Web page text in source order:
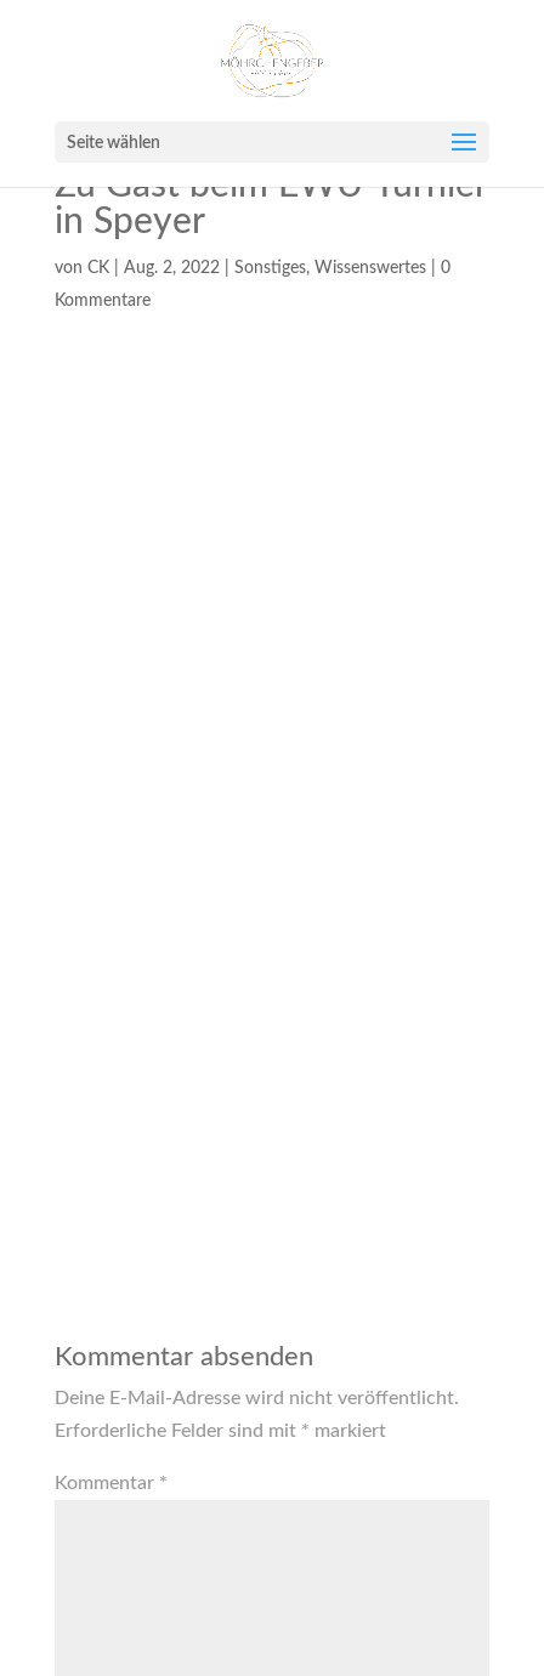
Seite wählen
Zu Gast beim EWU-Turnier
in Speyer
von CK| Aug. 2, 2022| Sonstiges, Wissenswertes| 0
Kommentare
Kommentar absenden
Deine E-Mail-Adresse wird nicht veröffentlicht.
Erforderliche Felder sind mit * markiert
Kommentar *